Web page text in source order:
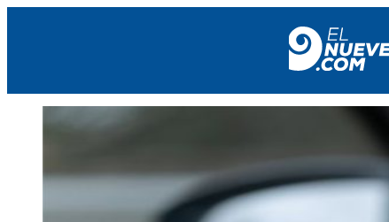
EL NUEVE
POLÍTICA